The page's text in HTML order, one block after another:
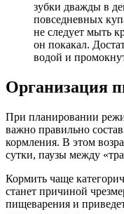
зубки дважды в
повседневных
не следует мыть
он покакал.
водой и
Организация
При планировании
важно правильно
кормления. В этом
сутки, паузы между
Кормить чаще
станет причиной
пищеварения и